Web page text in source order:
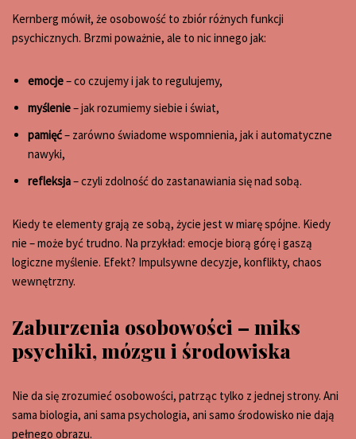
Kernberg mówił, że osobowość to zbiór różnych funkcji
psychicznych. Brzmi poważnie, ale to nic innego jak:
emocje– co czujemy i jak to regulujemy,
myślenie– jak rozumiemy siebie i świat,
pamięć– zarówno świadome wspomnienia, jak i automatyczne
nawyki,
refleksja– czyli zdolność do zastanawiania się nad sobą.
Kiedy te elementy grają ze sobą, życie jest w miarę spójne. Kiedy
nie – może być trudno. Na przykład: emocje biorą górę i gaszą
logiczne myślenie. Efekt? Impulsywne decyzje, konflikty, chaos
wewnętrzny.
Zaburzenia osobowości – miks
psychiki, mózgu i środowiska
Nie da się zrozumieć osobowości, patrząc tylko z jednej strony. Ani
sama biologia, ani sama psychologia, ani samo środowisko nie dają
pełnego obrazu.